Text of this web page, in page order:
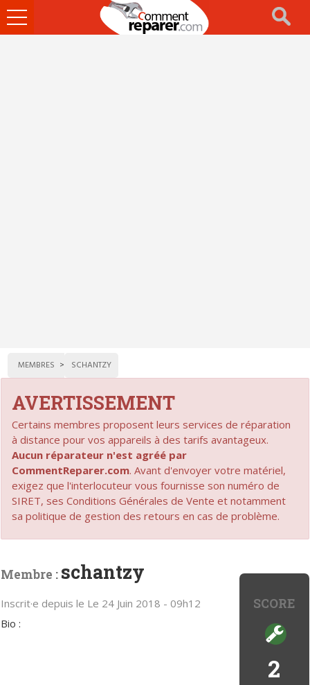
Ouvrir
le
MEMBRES SCHANTZY
AVERTISSEMENT
Certains membres proposent leurs services de réparation
à distance pour vos appareils à des tarifs avantageux.
Aucun réparateur n'est agréé par
CommentReparer.com. Avant d'envoyer votre matériel,
exigez que l'interlocuteur vous fournisse son numéro de
SIRET, ses Conditions Générales de Vente et notamment
sa politique de gestion des retours en cas de problème.
SCORE
2
Membre : schantzy
Inscrit·e depuis le Le 24 Juin 2018 - 09h12
Bio :